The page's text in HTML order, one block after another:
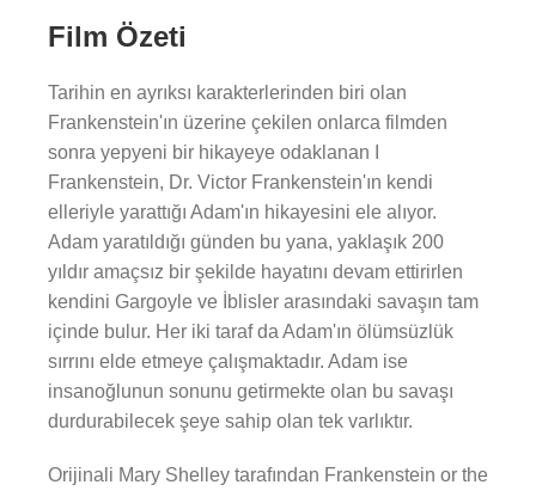
Film Özeti
Tarihin en ayrıksı karakterlerinden biri olan
Frankenstein'ın üzerine çekilen onlarca filmden
sonra yepyeni bir hikayeye odaklanan I
Frankenstein, Dr. Victor Frankenstein'ın kendi
elleriyle yarattığı Adam'ın hikayesini ele alıyor.
Adam yaratıldığı günden bu yana, yaklaşık 200
yıldır amaçsız bir şekilde hayatını devam ettirirlen
kendini Gargoyle ve İblisler arasındaki savaşın tam
içinde bulur. Her iki taraf da Adam'ın ölümsüzlük
sırrını elde etmeye çalışmaktadır. Adam ise
insanoğlunun sonunu getirmekte olan bu savaşı
durdurabilecek şeye sahip olan tek varlıktır.
Orijinali Mary Shelley tarafından Frankenstein or the